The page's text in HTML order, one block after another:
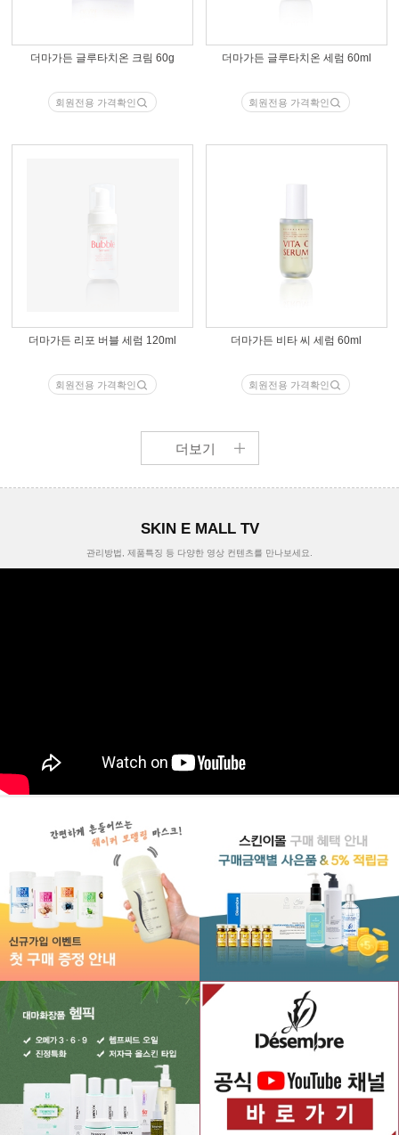
더마가든 글루타치온 크림 60g
회원전용 가격확인
더마가든 글루타치온 세럼 60ml
회원전용 가격확인
더마가든 리포 버블 세럼 120ml
회원전용 가격확인
더마가든 비타 씨 세럼 60ml
회원전용 가격확인
더보기
SKIN E MALL TV
관리방법, 제품특징 등 다양한 영상 컨텐츠를 만나보세요.